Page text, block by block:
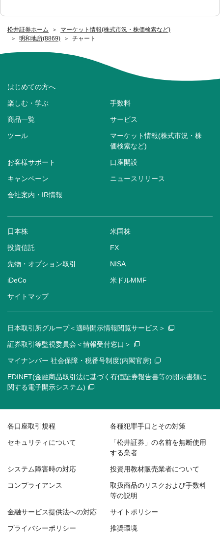
松井証券ホーム
マーケット情報(株式市況・株価検索など)
明和地所(8869)
チャート
はじめての方へ
楽しむ・学ぶ 手数料
商品一覧 サービス
ツール
マーケット情報(株式市況・株
価検索など)
お客様サポート 口座開設
キャンペーン ニュースリリース
会社案内・IR情報
日本株 米国株
投資信託 FX
先物・オプション取引 NISA
iDeCo 米ドルMMF
サイトマップ
日本取引所グループ＜適時開示情報閲覧サービス＞
証券取引等監視委員会＜情報受付窓口＞
マイナンバー 社会保障・税番号制度(内閣官房)
EDINET(金融商品取引法に基づく有価証券報告書等の開示書類に
関する電子開示システム)
各口座取引規程 各種犯罪手口とその対策
セキュリティについて
「松井証券」の名前を無断使用
する業者
システム障害時の対応 投資用教材販売業者について
コンプライアンス
取扱商品のリスクおよび手数料
等の説明
金融サービス提供法への対応 サイトポリシー
プライバシーポリシー 推奨環境